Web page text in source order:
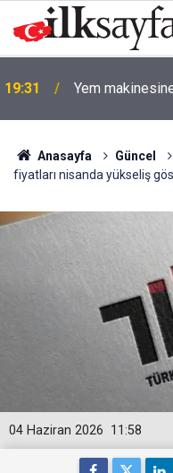
19:31 Yem
Anasayfa Güncel
fiyatları nisanda yükseliş
11:58
04 Haziran 2026